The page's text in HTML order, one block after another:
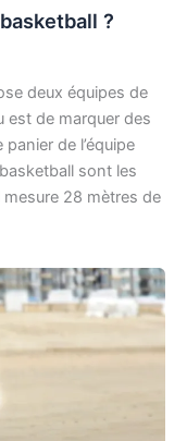
?
deux équipes de
est de marquer des
de l’équipe
sont les
28 mètres de